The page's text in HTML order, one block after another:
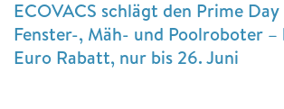
ECOVACS schlägt den Prime
Fenster-, Mäh- und Poolroboter –
Euro Rabatt, nur bis 26. Juni